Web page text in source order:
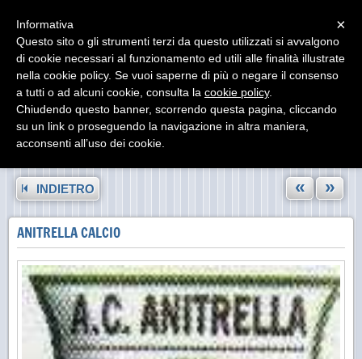
INDIETRO « »
ANITRELLA CALCIO
×
Informativa
Questo sito o gli strumenti terzi da questo utilizzati si avvalgono
di cookie necessari al funzionamento ed utili alle finalità illustrate
nella cookie policy. Se vuoi saperne di più o negare il consenso
a tutti o ad alcuni cookie, consulta la cookie policy.
Chiudendo questo banner, scorrendo questa pagina, cliccando
su un link o proseguendo la navigazione in altra maniera,
acconsenti all’uso dei cookie.